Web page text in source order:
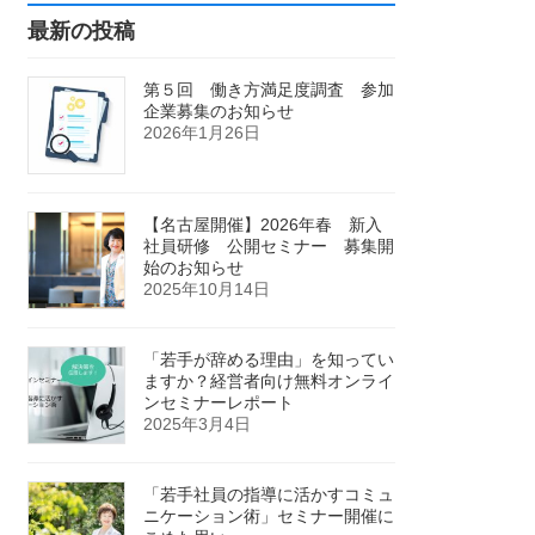
最新の投稿
第５回 働き方満足度調査 参加
企業募集のお知らせ
2026年1月26日
【名古屋開催】2026年春 新入
社員研修 公開セミナー 募集開
始のお知らせ
2025年10月14日
「若手が辞める理由」を知ってい
ますか？経営者向け無料オンライ
ンセミナーレポート
2025年3月4日
「若手社員の指導に活かすコミュ
ニケーション術」セミナー開催に